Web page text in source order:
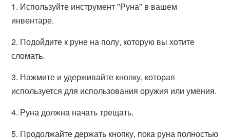
1. Используйте инструмент "Руна" в вашем
инвентаре.
2. Подойдите к руне на полу, которую вы хотите
сломать.
3. Нажмите и удерживайте кнопку, которая
используется для использования оружия или умения.
4. Руна должна начать трещать.
5. Продолжайте держать кнопку, пока руна полностью